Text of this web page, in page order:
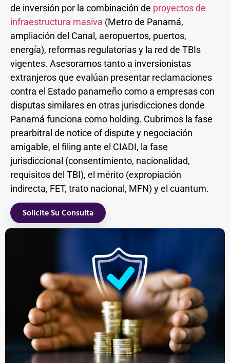
de inversión por la combinación de proyectos de
infraestructura masiva (Metro de Panamá,
ampliación del Canal, aeropuertos, puertos,
energía), reformas regulatorias y la red de TBIs
vigentes. Asesoramos tanto a inversionistas
extranjeros que evalúan presentar reclamaciones
contra el Estado panameño como a empresas con
disputas similares en otras jurisdicciones donde
Panamá funciona como holding. Cubrimos la fase
prearbitral de notice of dispute y negociación
amigable, el filing ante el CIADI, la fase
jurisdiccional (consentimiento, nacionalidad,
requisitos del TBI), el mérito (expropiación
indirecta, FET, trato nacional, MFN) y el cuantum.
Solicite Su Consulta